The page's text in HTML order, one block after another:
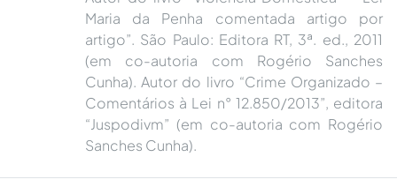
Maria da Penha comentada artigo por
artigo”. São Paulo: Editora RT, 3ª. ed., 2011
(em co-autoria com Rogério Sanches
Cunha). Autor do livro “Crime Organizado –
Comentários à Lei n° 12.850/2013”, editora
“Juspodivm” (em co-autoria com Rogério
Sanches Cunha).